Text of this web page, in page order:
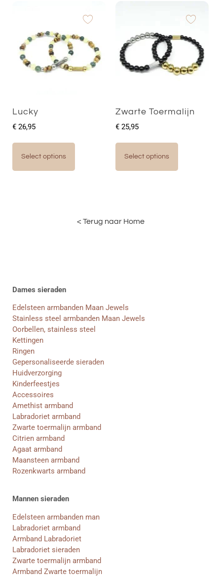
Lucky
€ 26,95
Select options
Zwarte Toermalijn
€ 25,95
Select options
< Terug naar Home
Dames sieraden
Edelsteen armbanden Maan Jewels
Stainless steel armbanden Maan Jewels
Oorbellen, stainless steel
Kettingen
Ringen
Gepersonaliseerde sieraden
Huidverzorging
Kinderfeestjes
Accessoires
Amethist armband
Labradoriet armband
Zwarte toermalijn armband
Citrien armband
Agaat armband
Maansteen armband
Rozenkwarts armband
Mannen sieraden
Edelsteen armbanden man
Labradoriet armband
Armband Labradoriet
Labradoriet sieraden
Zwarte toermalijn armband
Armband Zwarte toermalijn